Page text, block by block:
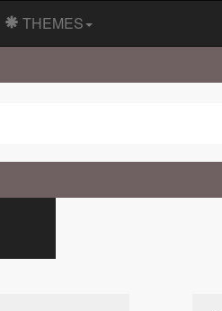
THEMES